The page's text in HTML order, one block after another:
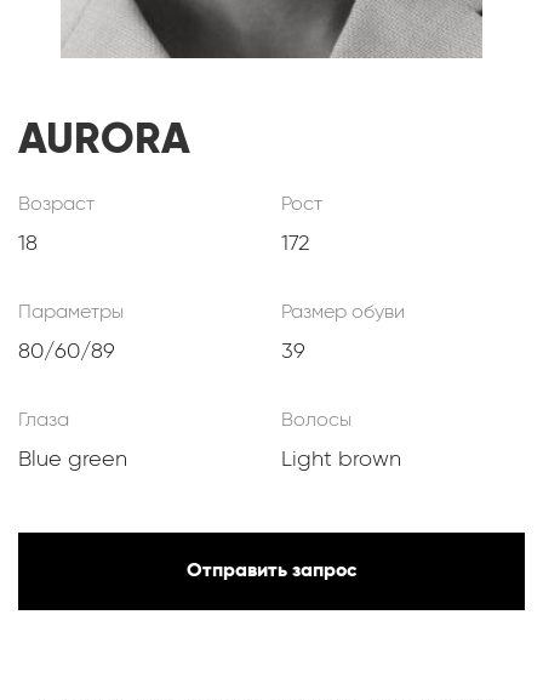
AURORA
Возраст
18
Рост
172
Параметры
80/60/89
Размер обуви
39
Глаза
Blue green
Волосы
Light brown
Отправить запрос